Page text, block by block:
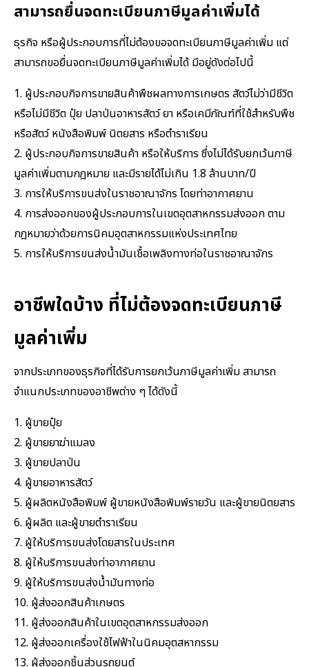
สามารถยื่นจดทะเบียนภาษีมูลค่าเพิ่มได้
ธุรกิจ หรือผู้ประกอบการที่ไม่ต้องขอจดทะเบียนภาษีมูลค่าเพิ่ม แต่
สามารถขอยื่นจดทะเบียนภาษีมูลค่าเพิ่มได้ มีอยู่ดังต่อไปนี้
1. ผู้ประกอบกิจการขายสินค้าพืชผลทางการเกษตร สัตว์ไม่ว่ามีชีวิต
หรือไม่มีชีวิต ปุ๋ย ปลาป่นอาหารสัตว์ ยา หรือเคมีภัณฑ์ที่ใช้สำหรับพืช
หรือสัตว์ หนังสือพิมพ์ นิตยสาร หรือตำราเรียน
2. ผู้ประกอบกิจการขายสินค้า หรือให้บริการ ซึ่งไม่ได้รับยกเว้นภาษี
มูลค่าเพิ่มตามกฎหมาย และมีรายได้ไม่เกิน 1.8 ล้านบาท/ปี
3. การให้บริการขนส่งในราชอาณาจักร โดยท่าอากาศยาน
4. การส่งออกของผู้ประกอบการในเขตอุตสาหกรรมส่งออก ตาม
กฎหมายว่าด้วยการนิคมอุตสาหกรรมแห่งประเทศไทย
5. การให้บริการขนส่งน้ำมันเชื้อเพลิงทางท่อในราชอาณาจักร
อาชีพใดบ้าง ที่ไม่ต้องจดทะเบียนภาษี
มูลค่าเพิ่ม
จากประเภทของธุรกิจที่ได้รับการยกเว้นภาษีมูลค่าเพิ่ม สามารถ
จำแนกประเภทของอาชีพต่าง ๆ ได้ดังนี้
1. ผู้ขายปุ๋ย
2. ผู้ขายยาฆ่าแมลง
3. ผู้ขายปลาป่น
4. ผู้ขายอาหารสัตว์
5. ผู้ผลิตหนังสือพิมพ์ ผู้ขายหนังสือพิมพ์รายวัน และผู้ขายนิตยสาร
6. ผู้ผลิต และผู้ขายตำราเรียน
7. ผู้ให้บริการขนส่งโดยสารในประเทศ
8. ผู้ให้บริการขนส่งท่าอากาศยาน
9. ผู้ให้บริการขนส่งน้ำมันทางท่อ
10. ผู้ส่งออกสินค้าเกษตร
11. ผู้ส่งออกสินค้าในเขตอุตสาหกรรมส่งออก
12. ผู้ส่งออกเครื่องใช้ไฟฟ้าในนิคมอุตสหากรรม
13. ผู้ส่งออกชิ้นส่วนรถยนต์